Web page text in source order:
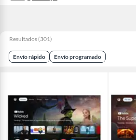
Resultados (301)
Envío rápido Envío programado